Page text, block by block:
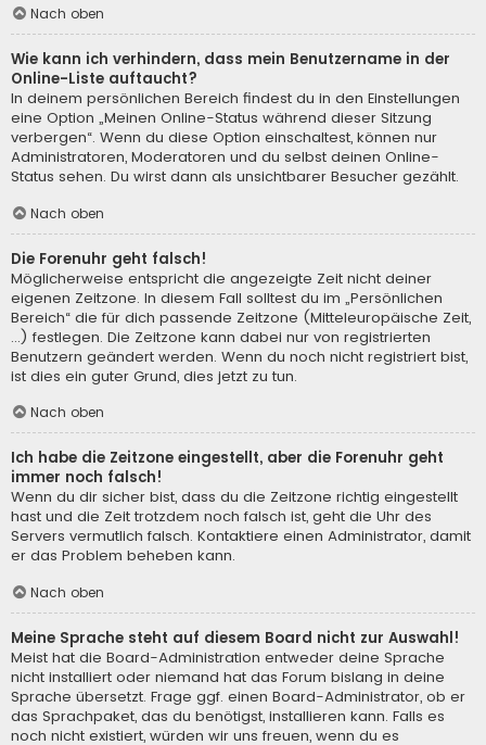
Nach oben
Wie kann ich verhindern, dass mein Benutzername in der
Online-Liste auftaucht?
In deinem persönlichen Bereich findest du in den Einstellungen
eine Option „Meinen Online-Status während dieser Sitzung
verbergen“. Wenn du diese Option einschaltest, können nur
Administratoren, Moderatoren und du selbst deinen Online-
Status sehen. Du wirst dann als unsichtbarer Besucher gezählt.
Nach oben
Die Forenuhr geht falsch!
Möglicherweise entspricht die angezeigte Zeit nicht deiner
eigenen Zeitzone. In diesem Fall solltest du im „Persönlichen
Bereich“ die für dich passende Zeitzone (Mitteleuropäische Zeit,
...) festlegen. Die Zeitzone kann dabei nur von registrierten
Benutzern geändert werden. Wenn du noch nicht registriert bist,
ist dies ein guter Grund, dies jetzt zu tun.
Nach oben
Ich habe die Zeitzone eingestellt, aber die Forenuhr geht
immer noch falsch!
Wenn du dir sicher bist, dass du die Zeitzone richtig eingestellt
hast und die Zeit trotzdem noch falsch ist, geht die Uhr des
Servers vermutlich falsch. Kontaktiere einen Administrator, damit
er das Problem beheben kann.
Nach oben
Meine Sprache steht auf diesem Board nicht zur Auswahl!
Meist hat die Board-Administration entweder deine Sprache
nicht installiert oder niemand hat das Forum bislang in deine
Sprache übersetzt. Frage ggf. einen Board-Administrator, ob er
das Sprachpaket, das du benötigst, installieren kann. Falls es
noch nicht existiert, würden wir uns freuen, wenn du es